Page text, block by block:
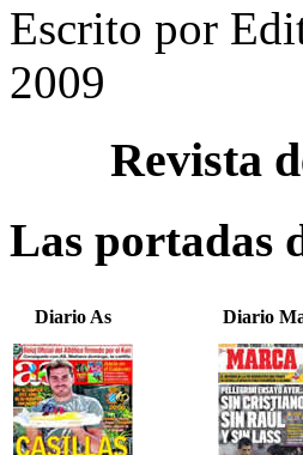
Escrito por
2009
Revista
Las portadas
Diario As Diario